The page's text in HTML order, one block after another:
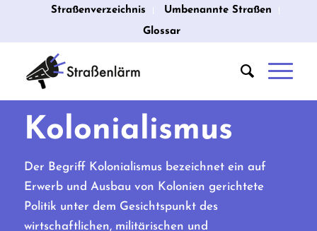
Straßenverzeichnis
Umbenannte Straßen
Glossar
Kolonialismus
Der Begriff Kolonialismus bezeichnet ein auf
Erwerb und Ausbau von Kolonien gerichtete
Politik unter dem Gesichtspunkt des
wirtschaftlichen, militärischen und